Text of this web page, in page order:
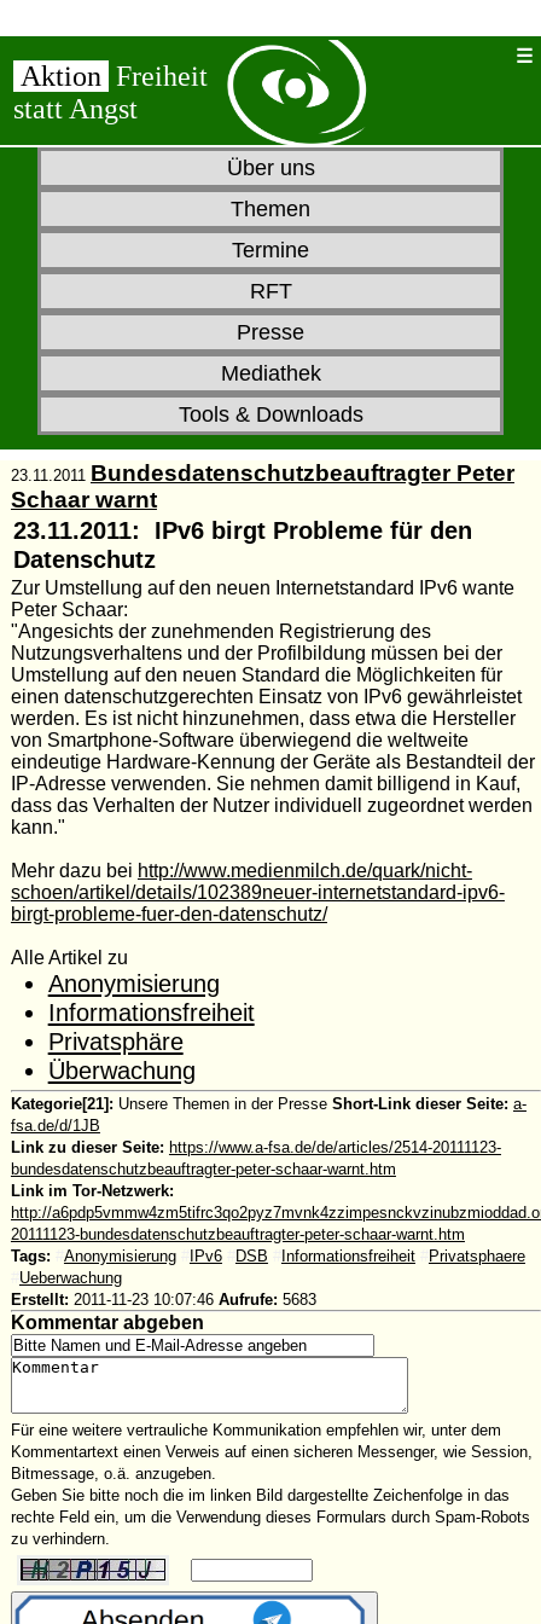
Aktion Freiheit
statt Angst
Über uns
Themen
Termine
RFT
Presse
Mediathek
Tools & Downloads
23.11.2011 Bundesdatenschutzbeauftragter Peter
Schaar warnt
23.11.2011: IPv6 birgt Probleme für den
Datenschutz
Zur Umstellung auf den neuen Internetstandard IPv6 wante
Peter Schaar:
"Angesichts der zunehmenden Registrierung des
Nutzungsverhaltens und der Profilbildung müssen bei der
Umstellung auf den neuen Standard die Möglichkeiten für
einen datenschutzgerechten Einsatz von IPv6 gewährleistet
werden. Es ist nicht hinzunehmen, dass etwa die Hersteller
von Smartphone-Software überwiegend die weltweite
eindeutige Hardware-Kennung der Geräte als Bestandteil der
IP-Adresse verwenden. Sie nehmen damit billigend in Kauf,
dass das Verhalten der Nutzer individuell zugeordnet werden
kann."
Mehr dazu bei http://www.medienmilch.de/quark/nicht-
schoen/artikel/details/102389neuer-internetstandard-ipv6-
birgt-probleme-fuer-den-datenschutz/
Alle Artikel zu
Anonymisierung
Informationsfreiheit
Privatsphäre
Überwachung
Kategorie[21]: Unsere Themen in der Presse Short-Link dieser Seite: a-
fsa.de/d/1JB
Link zu dieser Seite: https://www.a-fsa.de/de/articles/2514-20111123-
bundesdatenschutzbeauftragter-peter-schaar-warnt.htm
Link im Tor-Netzwerk:
http://
20111123-bundesdatenschutzbeauftragter-peter-schaar-warnt.htm
Tags:
Anonymisierung IPv6 DSB Informationsfreiheit
Privatsphaere
Ueberwachung
Erstellt: 2011-11-23 10:07:46 Aufrufe: 5683
Kommentar abgeben
Für eine weitere vertrauliche Kommunikation empfehlen wir, unter dem
Kommentartext einen Verweis auf einen sicheren Messenger, wie Session,
Bitmessage, o.ä. anzugeben.
Geben Sie bitte noch die im linken Bild dargestellte Zeichenfolge in das
rechte Feld ein, um die Verwendung dieses Formulars durch Spam-Robots
zu verhindern.